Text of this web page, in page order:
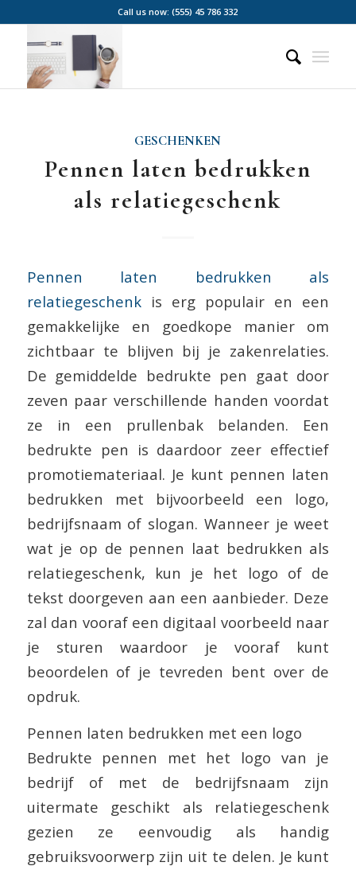
Call us now: (555) 45 786 332
GESCHENKEN
Pennen laten bedrukken
als relatiegeschenk
Pennen laten bedrukken als
relatiegeschenkis erg populair en een
gemakkelijke en goedkope manier om
zichtbaar te blijven bij je zakenrelaties.
De gemiddelde bedrukte pen gaat door
zeven paar verschillende handen voordat
ze in een prullenbak belanden. Een
bedrukte pen is daardoor zeer effectief
promotiemateriaal. Je kunt pennen laten
bedrukken met bijvoorbeeld een logo,
bedrijfsnaam of slogan. Wanneer je weet
wat je op de pennen laat bedrukken als
relatiegeschenk, kun je het logo of de
tekst doorgeven aan een aanbieder. Deze
zal dan vooraf een digitaal voorbeeld naar
je sturen waardoor je vooraf kunt
beoordelen of je tevreden bent over de
opdruk.
Pennen laten bedrukken met een logo
Bedrukte pennen met het logo van je
bedrijf of met de bedrijfsnaam zijn
uitermate geschikt als relatiegeschenk
gezien ze eenvoudig als handig
gebruiksvoorwerp zijn uit te delen. Je kunt